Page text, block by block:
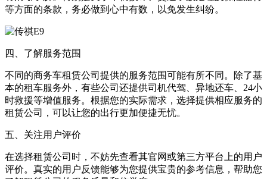
等方面的条款，务必做到心中有数，以免发生纠纷。
四、了解服务范围
不同的商务车租赁公司提供的服务范围可能有所不同。除了基
本的租车服务外，有些公司还提供司机代驾、异地还车、24小
时救援等增值服务。根据您的实际需求，选择提供相应服务的
租赁公司，可以让您的出行更加便捷无忧。
五、关注用户评价
在选择租赁公司时，不妨先查看其官网或第三方平台上的用户
评价。真实的用户反馈能够为您提供宝贵的参考信息，帮助您